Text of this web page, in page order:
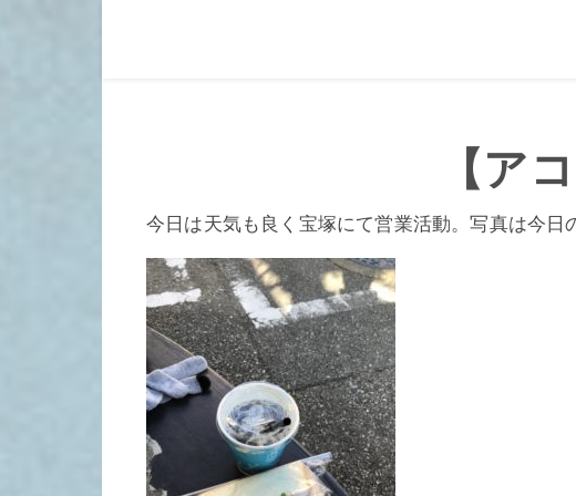
【ア
今日は天気も良く宝塚にて営業活動。写真は今日